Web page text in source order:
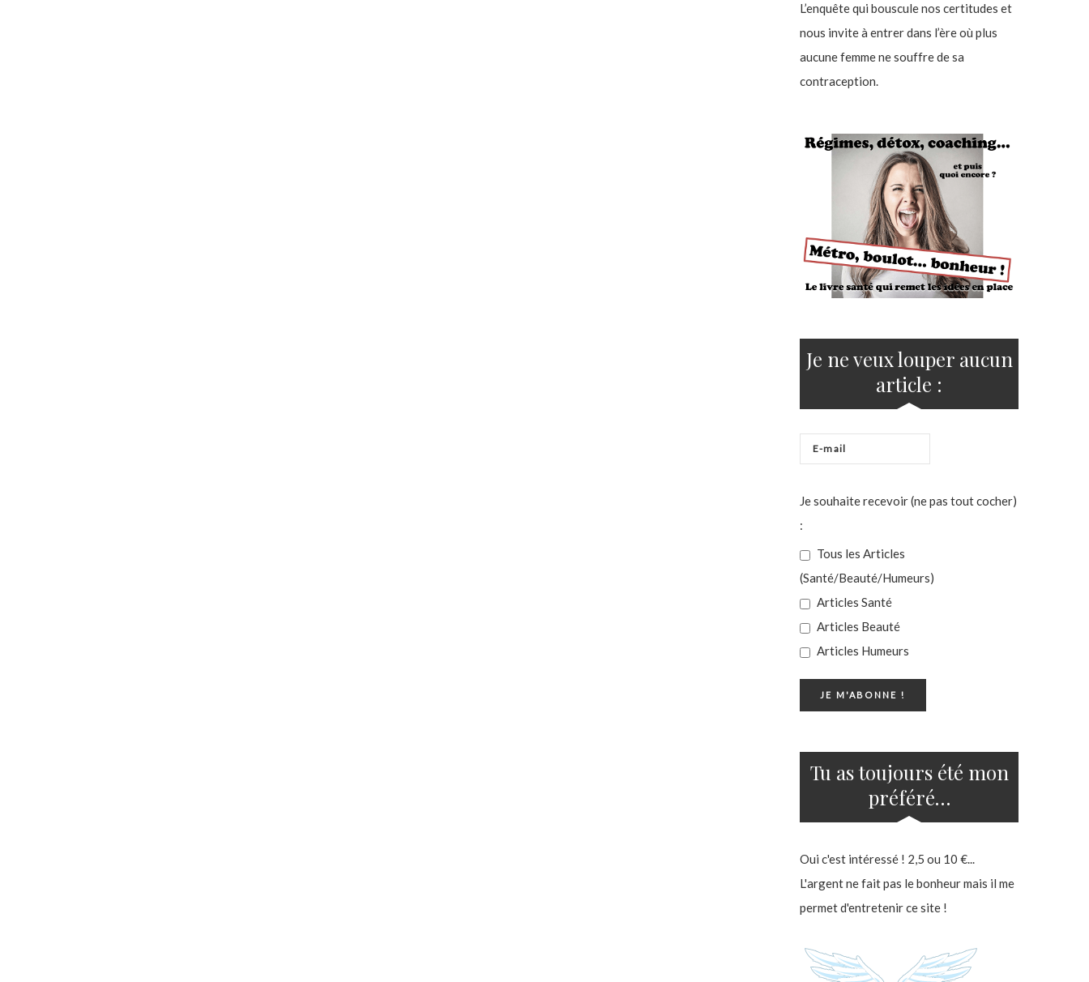
L’enquête qui bouscule nos certitudes et
nous invite à entrer dans l’ère où plus
aucune femme ne souffre de sa
contraception.
Je ne veux louper aucun
article :
Je souhaite recevoir (ne pas tout cocher)
:
Tous les Articles
(Santé/Beauté/Humeurs)
Articles Santé
Articles Beauté
Articles Humeurs
Tu as toujours été mon
préféré…
Oui c'est intéressé ! 2,5 ou 10 €...
L'argent ne fait pas le bonheur mais il me
permet d'entretenir ce site !